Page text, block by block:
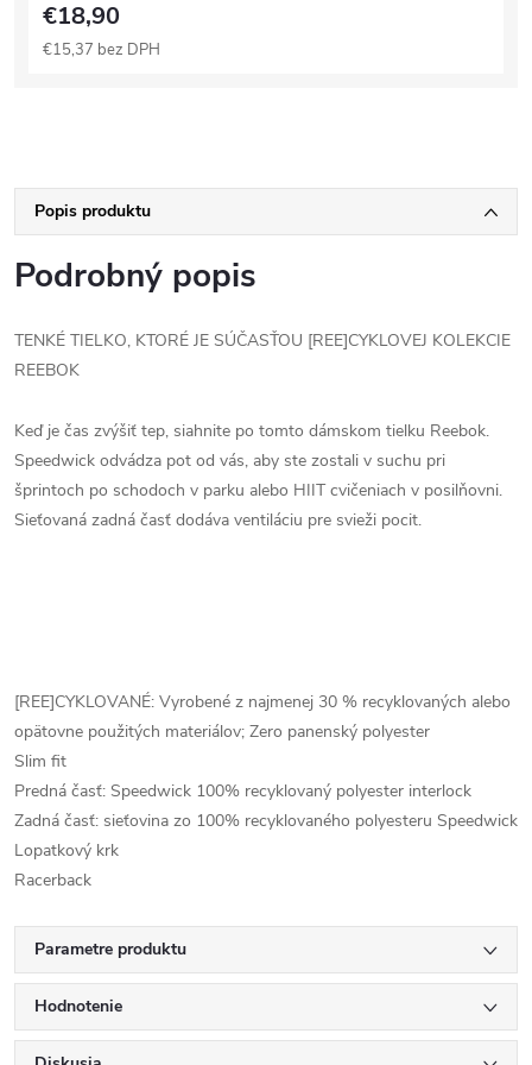
€18,90
€15,37 bez DPH
Popis produktu
Podrobný popis
TENKÉ TIELKO, KTORÉ JE SÚČASŤOU [REE]CYKLOVEJ KOLEKCIE
REEBOK
Keď je čas zvýšiť tep, siahnite po tomto dámskom tielku Reebok.
Speedwick odvádza pot od vás, aby ste zostali v suchu pri
šprintoch po schodoch v parku alebo HIIT cvičeniach v posilňovni.
Sieťovaná zadná časť dodáva ventiláciu pre svieži pocit.
[REE]CYKLOVANÉ: Vyrobené z najmenej 30 % recyklovaných alebo
opätovne použitých materiálov; Zero panenský polyester
Slim fit
Predná časť: Speedwick 100% recyklovaný polyester interlock
Zadná časť: sieťovina zo 100% recyklovaného polyesteru Speedwick
Lopatkový krk
Racerback
Parametre produktu
Hodnotenie